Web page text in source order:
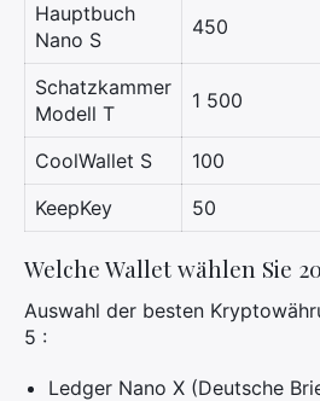
Hauptbuch
Nano S
450
Schatzkammer
Modell T
1 500
CoolWallet S 100
KeepKey
50
Welche Wallet wählen Sie
Auswahl der besten
5 :
Ledger Nano X (Deutsche